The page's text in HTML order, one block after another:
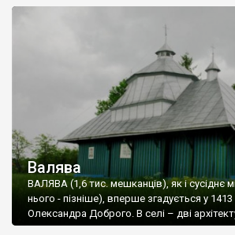
Валява
ВАЛЯВА (1,6 тис. мешканців), як і сусіднє
нього - пізніше), вперше згадується у 1413
Олександра Доброго. В селі – дві
одна – гламурно-сучасна.